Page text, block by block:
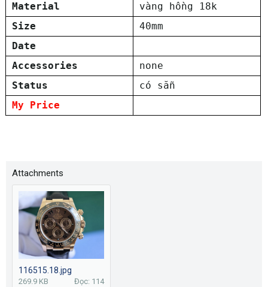
Material
vàng hồng 18k
Size
40mm
Date
Accessories
none
Status
có sẵn
My Price
Attachments
116515.18.jpg
269.9 KB Đọc: 114